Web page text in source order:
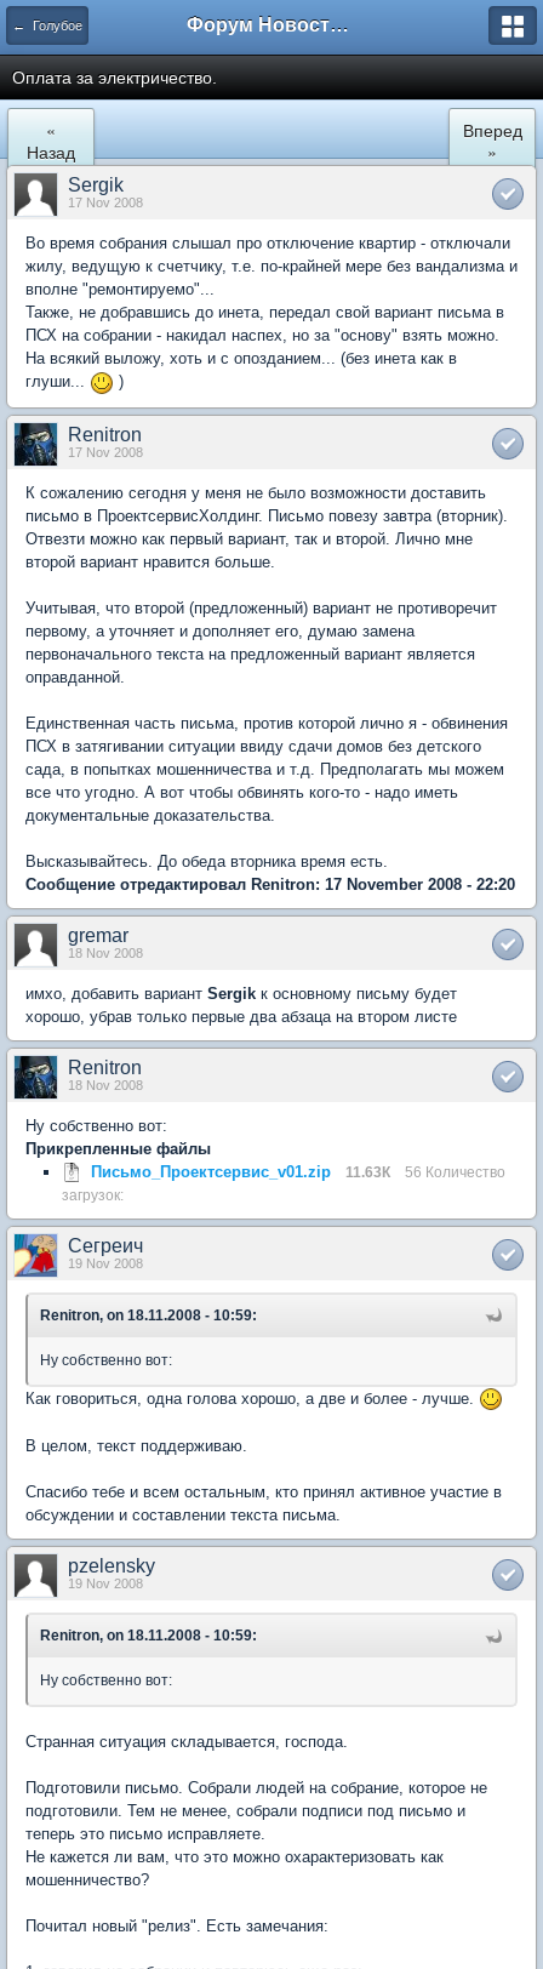
← Голубое Форум Новостройки
Оплата за электричество.
«
Назад
Вперед
»
Sergik
17 Nov 2008
Во время собрания слышал про отключение квартир - отключали
жилу, ведущую к счетчику, т.е. по-крайней мере без вандализма и
вполне "ремонтируемо"...
Также, не добравшись до инета, передал свой вариант письма в
ПСХ на собрании - накидал наспех, но за "основу" взять можно.
На всякий выложу, хоть и с опозданием... (без инета как в
глуши...
)
Renitron
17 Nov 2008
К сожалению сегодня у меня не было возможности доставить
письмо в ПроектсервисХолдинг. Письмо повезу завтра (вторник).
Отвезти можно как первый вариант, так и второй. Лично мне
второй вариант нравится больше.
Учитывая, что второй (предложенный) вариант не противоречит
первому, а уточняет и дополняет его, думаю замена
первоначального текста на предложенный вариант является
оправданной.
Единственная часть письма, против которой лично я - обвинения
ПСХ в затягивании ситуации ввиду сдачи домов без детского
сада, в попытках мошенничества и т.д. Предполагать мы можем
все что угодно. А вот чтобы обвинять кого-то - надо иметь
документальные доказательства.
Высказывайтесь. До обеда вторника время есть.
Сообщение отредактировал Renitron: 17 November 2008 - 22:20
gremar
18 Nov 2008
имхо, добавить вариант Sergik к основному письму будет
хорошо, убрав только первые два абзаца на втором листе
Renitron
18 Nov 2008
Ну собственно вот:
Прикрепленные файлы
Письмо_Проектсервис_v01.zip
11.63К
56 Количество
загрузок:
Сегреич
19 Nov 2008
Renitron, on 18.11.2008 - 10:59:
Ну собственно вот:
Как говориться, одна голова хорошо, а две и более - лучше.
В целом, текст поддерживаю.
Спасибо тебе и всем остальным, кто принял активное участие в
обсуждении и составлении текста письма.
pzelensky
19 Nov 2008
Renitron, on 18.11.2008 - 10:59:
Ну собственно вот:
Странная ситуация складывается, господа.
Подготовили письмо. Собрали людей на собрание, которое не
подготовили. Тем не менее, собрали подписи под письмо и
теперь это письмо исправляете.
Не кажется ли вам, что это можно охарактеризовать как
мошенничество?
Почитал новый "релиз". Есть замечания: